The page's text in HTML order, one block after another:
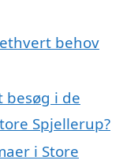
behov
besøg i de
Spjellerup?
i Store